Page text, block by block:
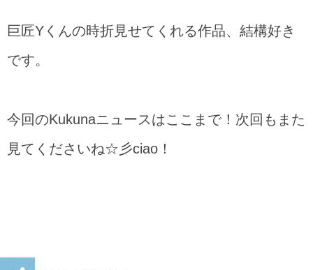
巨匠Yくんの時折見せてくれる作品、結構好き
です。
今回のKukunaニュースはここまで！次回もまた
見てくださいね☆彡ciao！